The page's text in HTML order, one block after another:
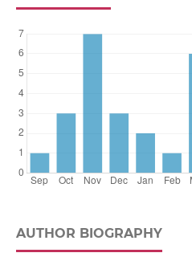
AUTHOR BIOGRAPHY